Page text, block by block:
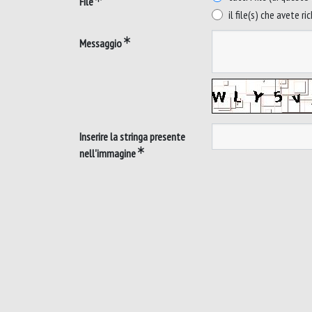
il file(s) che avete
Messaggio
Inserire la stringa presente
nell'immagine